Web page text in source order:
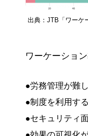
出典：JTB「ワーケ
ワーケーショ
●労務管理が難
●制度を利用す
●セキュリティ